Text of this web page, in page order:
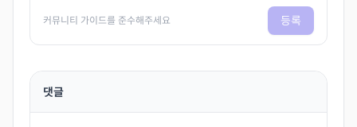
커뮤니티 가이드를 준수해주세요 등록
댓글